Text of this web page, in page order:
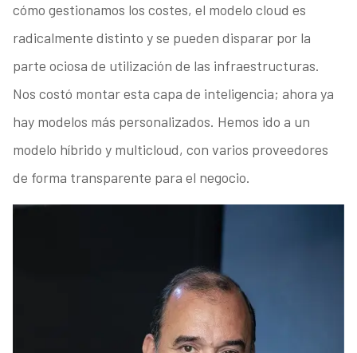
cómo gestionamos los costes, el modelo cloud es
radicalmente distinto y se pueden disparar por la
parte ociosa de utilización de las infraestructuras.
Nos costó montar esta capa de inteligencia; ahora ya
hay modelos más personalizados. Hemos ido a un
modelo híbrido y multicloud, con varios proveedores
de forma transparente para el negocio.